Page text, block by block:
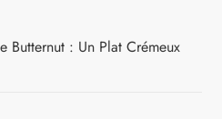
Butternut : Un Plat Crémeux